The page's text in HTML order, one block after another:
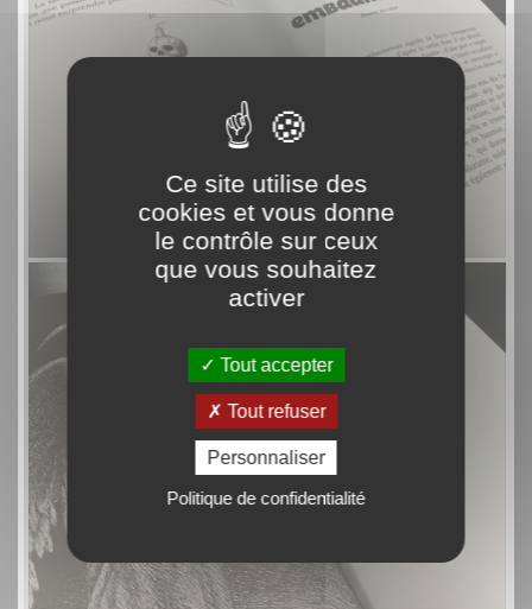
Ce site utilise des
cookies et vous donne
le contrôle sur ceux
que vous souhaitez
activer
Tout accepter
Tout refuser
Personnaliser
Politique de confidentialité